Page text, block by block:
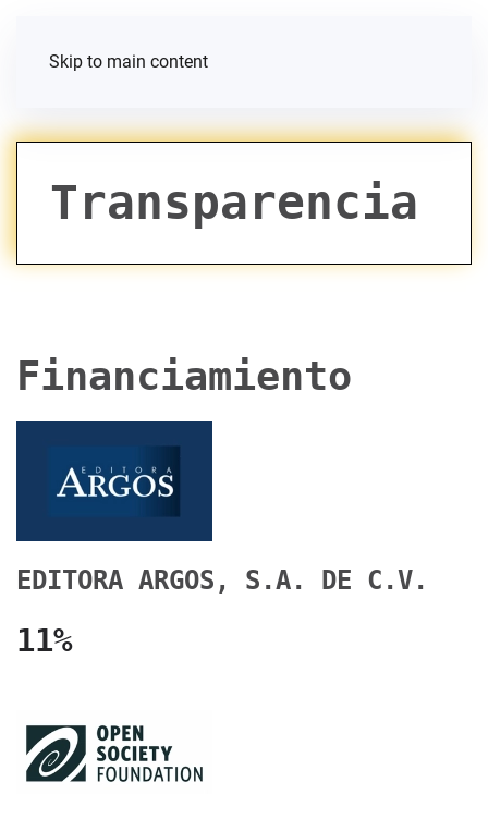
Skip to main content
Transparencia
Financiamiento
EDITORA ARGOS, S.A. DE C.V.
11%